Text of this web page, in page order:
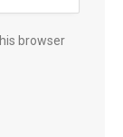
browser